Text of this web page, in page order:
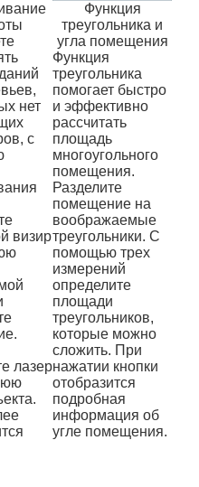
нет
с
визир
лазер
Функция
треугольника и
угла помещения
Функция
треугольника
помогает быстро
и эффективно
рассчитать
площадь
многоугольного
помещения.
Разделите
помещение на
воображаемые
треугольники. С
помощью трех
измерений
определите
площади
треугольников,
которые можно
сложить. При
нажатии кнопки
отобразится
подробная
информация об
угле помещения.